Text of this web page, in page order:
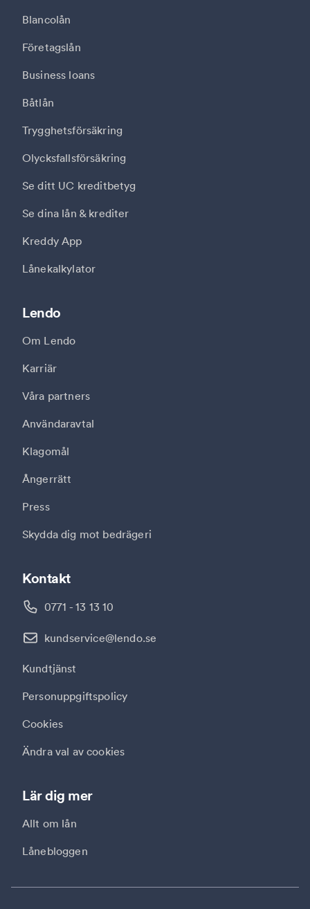
Blancolån
Företagslån
Business loans
Båtlån
Trygghetsförsäkring
Olycksfallsförsäkring
Se ditt UC kreditbetyg
Se dina lån & krediter
Kreddy App
Lånekalkylator
Lär dig mer
Allt om lån
Lånebloggen
Kontakt
0771 - 13 13 10
kundservice@lendo.se
Kundtjänst
Personuppgiftspolicy
Cookies
Ändra val av cookies
Lendo
Om Lendo
Karriär
Våra partners
Användaravtal
Klagomål
Ångerrätt
Press
Skydda dig mot bedrägeri